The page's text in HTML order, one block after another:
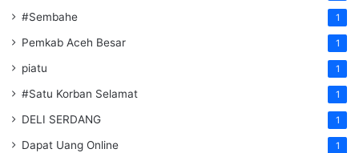
#Sembahe 1
Pemkab Aceh Besar 1
piatu 1
#Satu Korban Selamat 1
DELI SERDANG 1
Dapat Uang Online 1